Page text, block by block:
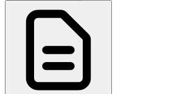
ПР,Р,ПМГ,РМГ